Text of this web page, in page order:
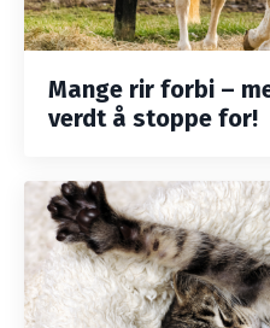
Mange rir forbi –
verdt å stoppe for!